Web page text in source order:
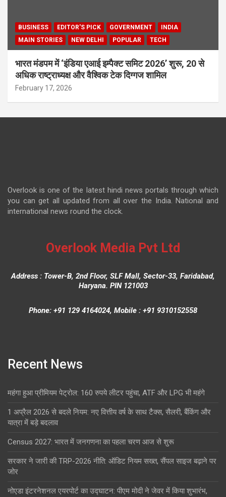
BUSINESS EDITOR'S PICK GOVERNMENT
INDIA
MAIN STORIES
NEW DELHI POPULAR TECH
भारत मंडपम में ‘इंडिया एआई इम्पैक्ट समिट 2026’ शुरू, 20 से
अधिक राष्ट्राध्यक्ष और वैश्विक टेक दिग्गज शामिल
February 17, 2026
Overlook is one of the latest hindi news portals through which
you can get all updated from all over the India. National and
international news round the clock.
Overlook Media Pvt Ltd
Address : Tower-B, 2nd Floor, SLF Mall, Sector-33, Faridabad,
Haryana. PIN 121003
Phone: +91 129 4164024, Mobile : +91 9310152558
Recent News
महंगा हुआ प्रीमियम पेट्रोल: 160 रुपये लीटर पहुंचा, ATF और LPG भी महंगे
1 अप्रैल 2026 से बदले नियम: नए वित्तीय वर्ष के साथ टैक्स, सैलरी, बैंकिंग और
यात्रा में बड़े बदलाव
Census 2027: भारत में जनगणना का पहला चरण आज से शुरू
सरकार ने जारी की TRP-2026 नीति: ऑडिट नियम सख्त, सैंपल साइज बढ़ाने पर
जोर
नोएडा इंटरनेशनल एयरपोर्ट का उद्घाटन: पीएम मोदी ने जेवर में किया शुभारंभ,